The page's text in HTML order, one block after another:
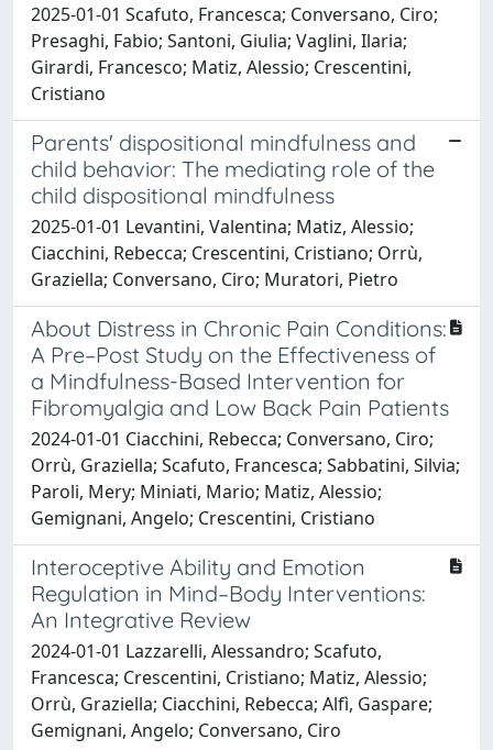
2025-01-01 Scafuto, Francesca; Conversano, Ciro;
Presaghi, Fabio; Santoni, Giulia; Vaglini, Ilaria;
Girardi, Francesco; Matiz, Alessio; Crescentini,
Cristiano
Parents' dispositional mindfulness and
child behavior: The mediating role of the
child dispositional mindfulness
2025-01-01 Levantini, Valentina; Matiz, Alessio;
Ciacchini, Rebecca; Crescentini, Cristiano; Orrù,
Graziella; Conversano, Ciro; Muratori, Pietro
About Distress in Chronic Pain Conditions:
A Pre–Post Study on the Effectiveness of
a Mindfulness-Based Intervention for
Fibromyalgia and Low Back Pain Patients
2024-01-01 Ciacchini, Rebecca; Conversano, Ciro;
Orrù, Graziella; Scafuto, Francesca; Sabbatini, Silvia;
Paroli, Mery; Miniati, Mario; Matiz, Alessio;
Gemignani, Angelo; Crescentini, Cristiano
Interoceptive Ability and Emotion
Regulation in Mind–Body Interventions:
An Integrative Review
2024-01-01 Lazzarelli, Alessandro; Scafuto,
Francesca; Crescentini, Cristiano; Matiz, Alessio;
Orrù, Graziella; Ciacchini, Rebecca; Alfì, Gaspare;
Gemignani, Angelo; Conversano, Ciro